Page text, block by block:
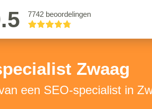
7742 beoordelingen
Zwaag
een SEO-specialist in